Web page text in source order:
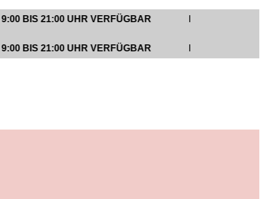
21:00 UHR VERFÜGBAR
21:00 UHR VERFÜGBAR